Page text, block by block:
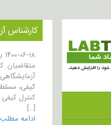
کارشناس
متقاضیان
کنترل
[…]
ادامه مطلب